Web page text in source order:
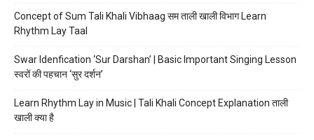
Concept of Sum Tali Khali Vibhaag सम ताली खाली विभाग Learn
Rhythm Lay Taal
Swar Idenfication ‘Sur Darshan’ | Basic Important Singing Lesson
स्वरों की पहचान ‘सुर दर्शन’
Learn Rhythm Lay in Music | Tali Khali Concept Explanation ताली
खाली क्या है